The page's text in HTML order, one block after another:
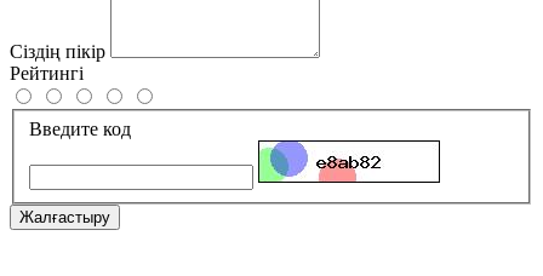
Сіздің пікір
Рейтингі
Введите код
Жалғастыру